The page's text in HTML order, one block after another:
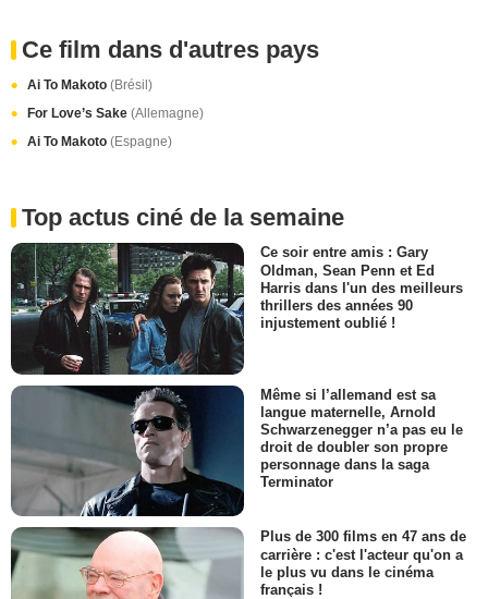
Ce film dans d'autres pays
Ai To Makoto (Brésil)
For Love’s Sake (Allemagne)
Ai To Makoto (Espagne)
Top actus ciné de la semaine
Ce soir entre amis : Gary
Oldman, Sean Penn et Ed
Harris dans l'un des meilleurs
thrillers des années 90
injustement oublié !
Même si l’allemand est sa
langue maternelle, Arnold
Schwarzenegger n’a pas eu le
droit de doubler son propre
personnage dans la saga
Terminator
Plus de 300 films en 47 ans de
carrière : c'est l'acteur qu'on a
le plus vu dans le cinéma
français !